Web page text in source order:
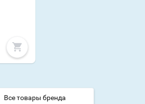
Все товары бренда